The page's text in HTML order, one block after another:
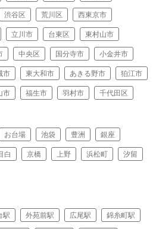
渋谷区 荒川区 西東京市
立川市 台東区 東村山市
中央区 国分寺市 小金井市
市 東大和市 あきる野市 狛江市
市 福生市 羽村市 千代田区
お台場 池袋 豊洲 銀座
白 京橋 上野 浜松町 汐留
駅 外苑前駅 広尾駅 錦糸町駅